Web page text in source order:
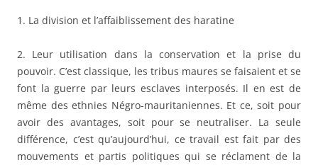
1. La division et l’affaiblissement des haratine
2. Leur utilisation dans la conservation et la prise du
pouvoir. C’est classique, les tribus maures se faisaient et se
font la guerre par leurs esclaves interposés. Il en est de
même des ethnies Négro-mauritaniennes. Et ce, soit pour
avoir des avantages, soit pour se neutraliser. La seule
différence, c’est qu’aujourd’hui, ce travail est fait par des
mouvements et partis politiques qui se réclament de la